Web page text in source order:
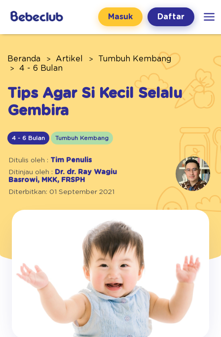
Masuk Daftar
Beranda Artikel
Tumbuh Kembang
4 - 6 Bulan
Tips Agar Si Kecil Selalu
Gembira
4 - 6 Bulan Tumbuh Kembang
Ditulis oleh : Tim Penulis
Ditinjau oleh : Dr. dr. Ray Wagiu
Basrowi, MKK, FRSPH
Diterbitkan: 01 September 2021